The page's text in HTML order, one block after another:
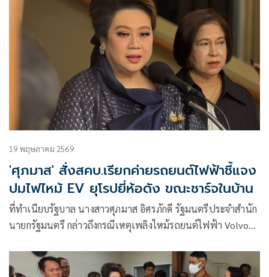
19 พฤษภาคม 2569
'ศุภมาส' สั่งสคบ.เรียกค่ายรถยนต์ไฟฟ้าชี้แจง
ปมไฟไหม้ EV ยุโรปยี่ห้อดัง ขณะชาร์จในบ้าน
ที่ทำเนียบรัฐบาล นางสาวศุภมาส อิศรภักดี รัฐมนตรีประจำสำนัก
นายกรัฐมนตรี กล่าวถึงกรณีเหตุเพลิงไหม้รถยนต์ไฟฟ้า Volvo